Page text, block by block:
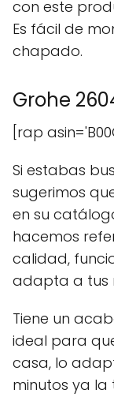
con este
Es fácil de
chapado.
Grohe
[rap
Si estabas
sugerimos
en su
hacemos
calidad,
adapta a tus
Tiene un
ideal para
casa, lo
minutos ya la